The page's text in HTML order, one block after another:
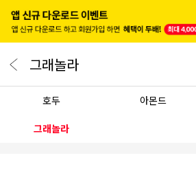
그래놀라
호두 아몬드
그래놀라